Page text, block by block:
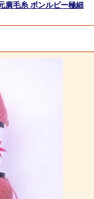
廣毛糸 ボンルビー極細